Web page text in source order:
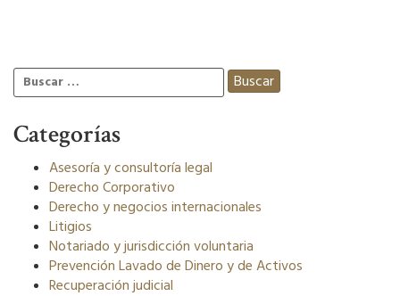
Buscar:
Categorías
Asesoría y consultoría legal
Derecho Corporativo
Derecho y negocios internacionales
Litigios
Notariado y jurisdicción voluntaria
Prevención Lavado de Dinero y de Activos
Recuperación judicial